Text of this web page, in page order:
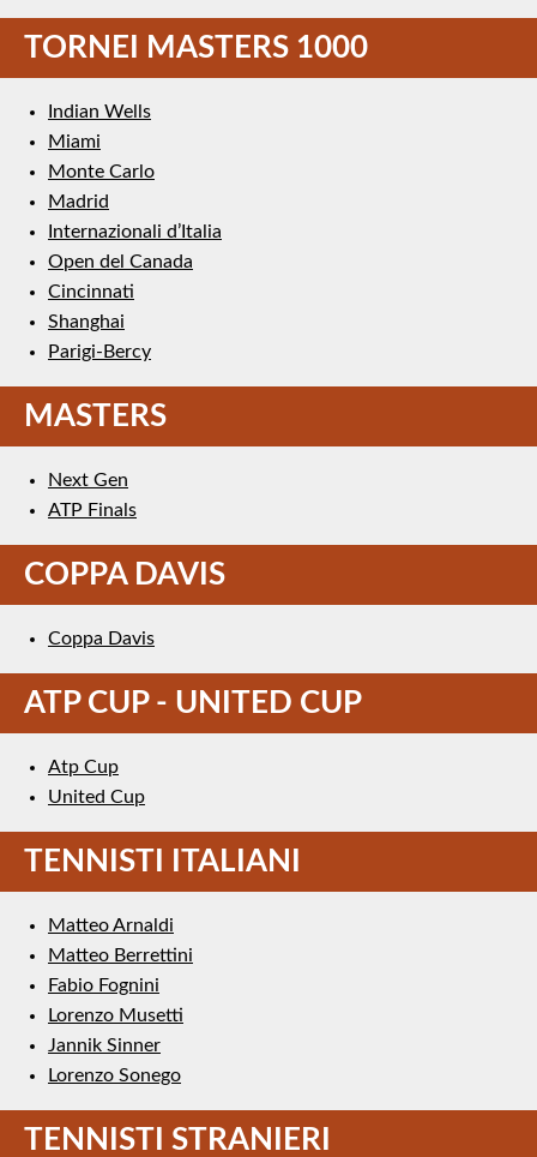
TORNEI MASTERS 1000
Indian Wells
Miami
Monte Carlo
Madrid
Internazionali d’Italia
Open del Canada
Cincinnati
Shanghai
Parigi-Bercy
MASTERS
Next Gen
ATP Finals
COPPA DAVIS
Coppa Davis
ATP CUP - UNITED CUP
Atp Cup
United Cup
TENNISTI ITALIANI
Matteo Arnaldi
Matteo Berrettini
Fabio Fognini
Lorenzo Musetti
Jannik Sinner
Lorenzo Sonego
TENNISTI STRANIERI